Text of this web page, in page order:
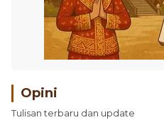
Opini
Tulisan terbaru dan update